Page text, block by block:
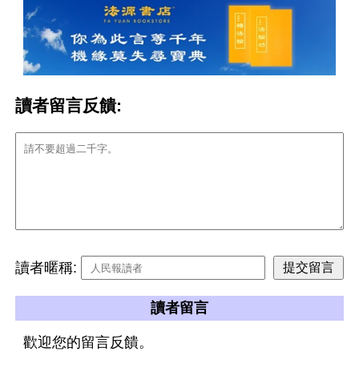
讀者留言反饋:
讀者暱稱:
讀者留言
歡迎您的留言反饋。